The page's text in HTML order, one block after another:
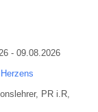
- 09.08.2026
PR i.R,